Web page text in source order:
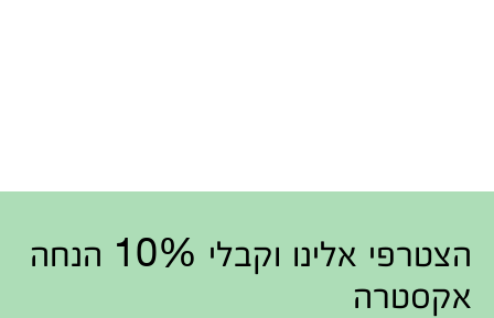
הצטרפי אלינו וקבלי 10% הנחה
אקסטרה